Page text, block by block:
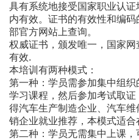
具有系统地接受国家职业认
内有效。证书的有效性和编
部官方网站上查询。
权威证书，颁发唯一，国家
有效.
本培训有两种模式：
第一种：学员需参加集中组
学习课程，然后参加考试取
得汽车生产制造企业、汽车
销企业就业推荐，本模式适合
第二种：学员无需集中上课，